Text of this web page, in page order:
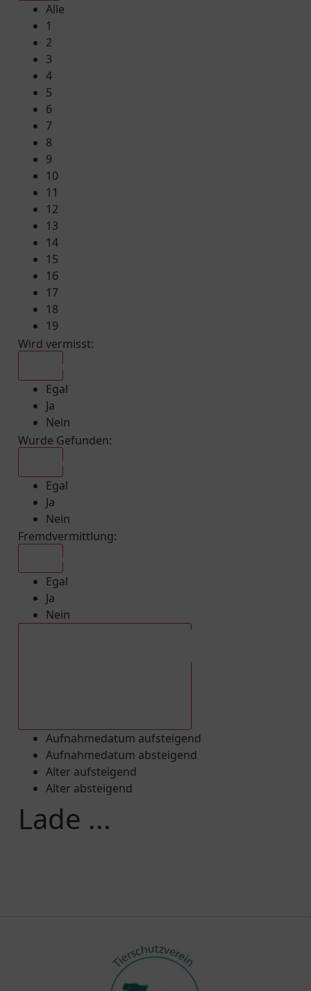
Alle
1
2
3
4
5
6
7
8
9
10
11
12
13
14
15
16
17
18
19
Wird vermisst:
Egal
Ja
Nein
Wurde Gefunden:
Egal
Ja
Nein
Fremdvermittlung:
Egal
Ja
Nein
Aufnahmedatum aufsteigend
Aufnahmedatum absteigend
Alter aufsteigend
Alter absteigend
Lade ...